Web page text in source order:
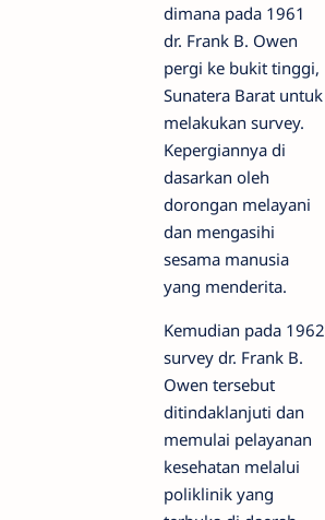
dimana pada 1961
dr. Frank B. Owen
pergi ke bukit tinggi,
Sunatera Barat untuk
melakukan survey.
Kepergiannya di
dasarkan oleh
dorongan melayani
dan mengasihi
sesama manusia
yang menderita.
Kemudian pada 1962
survey dr. Frank B.
Owen tersebut
ditindaklanjuti dan
memulai pelayanan
kesehatan melalui
poliklinik yang